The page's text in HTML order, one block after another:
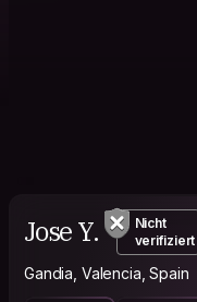
Jose Y.
Nicht
verifiziert
Gandia, Valencia, Spain